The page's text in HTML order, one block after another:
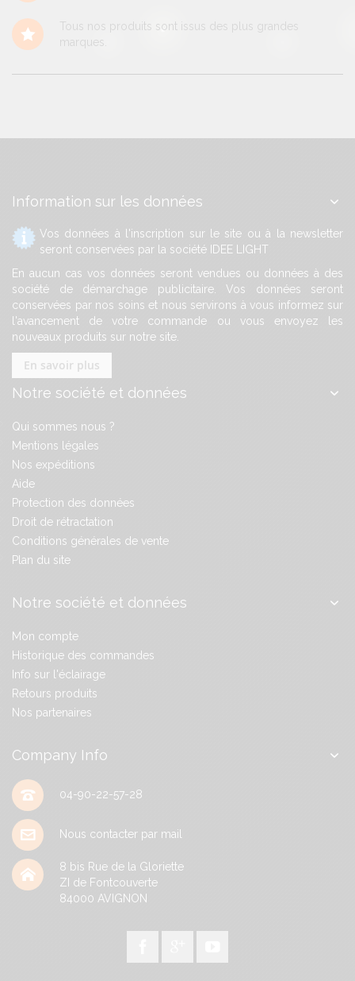
Tous nos produits sont issus des plus grandes
marques.
Information sur les données
Vos données à l'inscription sur le site ou à la newsletter
seront conservées par la société IDEE LIGHT
En aucun cas vos données seront vendues ou données à des
société de démarchage publicitaire. Vos données seront
conservées par nos soins et nous servirons à vous informez sur
l'avancement de votre commande ou vous envoyez les
nouveaux produits sur notre site.
En savoir plus
Notre société et données
Qui sommes nous ?
Mentions légales
Nos expéditions
Aide
Protection des données
Droit de rétractation
Conditions générales de vente
Plan du site
Notre société et données
Mon compte
Historique des commandes
Info sur l'éclairage
Retours produits
Nos partenaires
Company Info
04-90-22-57-28
Nous contacter par mail
8 bis Rue de la Gloriette
ZI de Fontcouverte
84000 AVIGNON